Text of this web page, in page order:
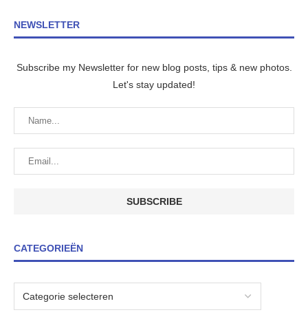
NEWSLETTER
Subscribe my Newsletter for new blog posts, tips & new photos.
Let's stay updated!
CATEGORIEËN